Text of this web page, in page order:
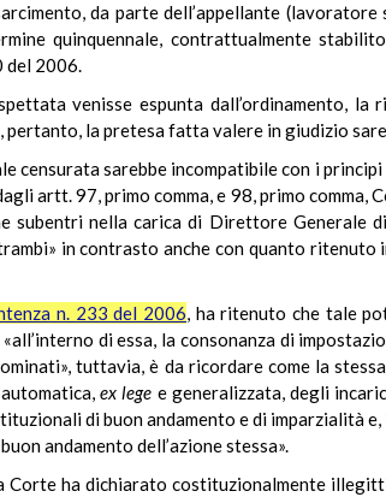
da parte dell’appellante (lavoratore
quinquennale, contrattualmente
del 2006.
venisse espunta dall’ordinamento, la
la pretesa fatta valere in giudizio
censurata sarebbe incompatibile con i
artt. 97, primo comma, e 98, primo comma,
subentri nella carica di Direttore Generale
in contrasto anche con quanto ritenuto
n. 233 del 2006, ha ritenuto che tale
di essa, la consonanza di
tuttavia, è da ricordare come la
automatica,ex lege e generalizzata, degli
di buon andamento e di imparzialità
andamento dell’azione stessa».
Corte ha dichiarato costituzionalmente